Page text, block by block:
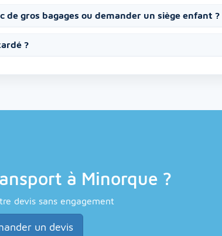
de gros bagages ou demander un siège enfant ?
?
à Minorque ?
devis sans engagement
un devis